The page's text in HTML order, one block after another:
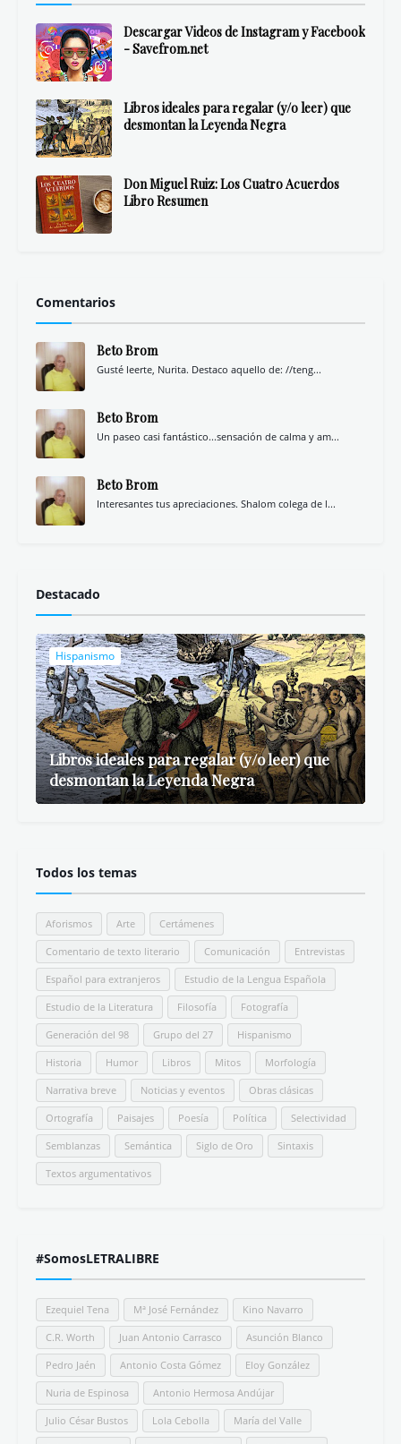
Descargar Videos de Instagram y Facebook
- Savefrom.net
Libros ideales para regalar (y/o leer) que
desmontan la Leyenda Negra
Don Miguel Ruiz: Los Cuatro Acuerdos
Libro Resumen
Comentarios
Beto Brom
Gusté leerte, Nurita. Destaco aquello de: //teng...
Beto Brom
Un paseo casi fantástico...sensación de calma y am...
Beto Brom
Interesantes tus apreciaciones. Shalom colega de l...
Destacado
Hispanismo
Libros ideales para regalar (y/o leer) que
desmontan la Leyenda Negra
Todos los temas
Aforismos Arte Certámenes
Comentario de texto literario Comunicación Entrevistas
Español para extranjeros Estudio de la Lengua Española
Estudio de la Literatura Filosofía Fotografía
Generación del 98 Grupo del 27 Hispanismo
Historia Humor Libros Mitos Morfología
Narrativa breve Noticias y eventos Obras clásicas
Ortografía Paisajes Poesía Política Selectividad
Semblanzas Semántica Siglo de Oro Sintaxis
Textos argumentativos
#SomosLETRALIBRE
Ezequiel Tena Mª José Fernández Kino Navarro
C.R. Worth Juan Antonio Carrasco Asunción Blanco
Pedro Jaén Antonio Costa Gómez Eloy González
Nuria de Espinosa Antonio Hermosa Andújar
Julio César Bustos Lola Cebolla María del Valle